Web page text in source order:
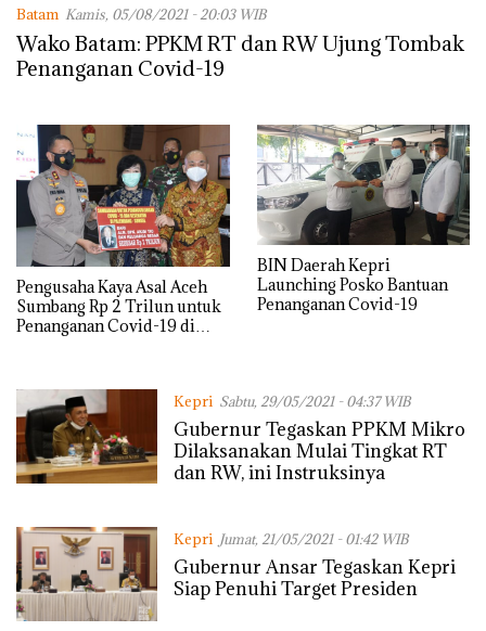
Batam Kamis, 05/08/2021 - 20:03 WIB
Wako Batam: PPKM RT dan RW Ujung Tombak
Penanganan Covid-19
Pengusaha Kaya Asal Aceh
Sumbang Rp 2 Trilun untuk
Penanganan Covid-19 di
BIN Daerah Kepri
Launching Posko Bantuan
Penanganan Covid-19
Kepri Sabtu, 29/05/2021 - 04:37 WIB
Gubernur Tegaskan PPKM Mikro
Dilaksanakan Mulai Tingkat RT
dan RW, ini Instruksinya
Kepri Jumat, 21/05/2021 - 01:42 WIB
Gubernur Ansar Tegaskan Kepri
Siap Penuhi Target Presiden